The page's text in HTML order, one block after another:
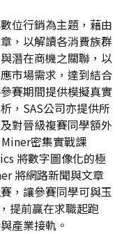
位行銷為主題，藉由
，以解讀各消費族群
潛在商機之關聯，以
市場需求，達到結合
賽期間提供模擬真實
，SAS公司亦提供所
對晉級複賽同學額外
密集實戰課
將數字圖像化的極
將網路新聞與文章
，讓參賽同學可與玉
提前贏在求職起跑
產業接軌。